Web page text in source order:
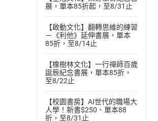
展，單本85折起，至8/31止
【啟動文化】翻轉思維的練習
－《利他》延伸書展，單本
85折，至8/14止
【橡樹林文化】一行禪師百歲
誕辰紀念書展，單本85折，
至8/22止
【校園書房】AI世代的職場大
人學！新書$250、單本88
折，至8/31止